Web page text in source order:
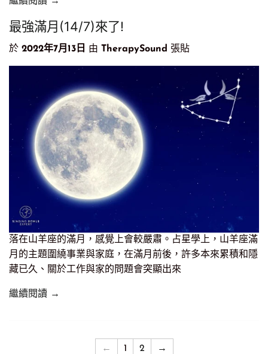
最強滿月(14/7)來了!
於 2022年7月13日 由 TherapySound 張貼
落在山羊座的滿月，感覺上會較嚴肅。占星學上，山羊座滿
月的主題圍繞事業與家庭，在滿月前後，許多本來累積和隱
藏已久、關於工作與家的問題會突顯出來
繼續閱讀 →
← 1 2 →